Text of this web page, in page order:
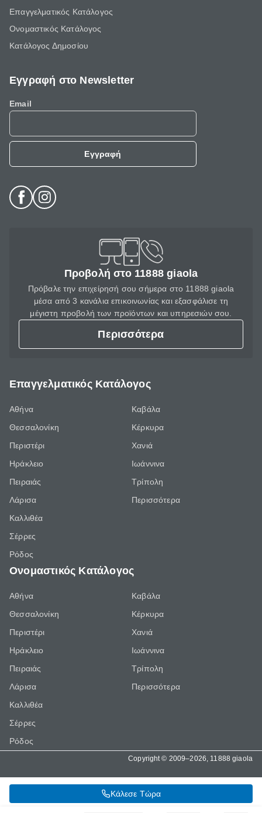
Κάλεσε Τώρα
Επαγγελματικός Κατάλογος
Ονομαστικός Κατάλογος
Κατάλογος Δημοσίου
Εγγραφή στο Newsletter
Email
Εγγραφή
Προβολή στο 11888 giaola
Πρόβαλε την επιχείρησή σου σήμερα στο 11888 giaola
μέσα από 3 κανάλια επικοινωνίας και εξασφάλισε τη
μέγιστη προβολή των προϊόντων και υπηρεσιών σου.
Περισσότερα
Επαγγελματικός Κατάλογος
Αθήνα
Θεσσαλονίκη
Περιστέρι
Ηράκλειο
Πειραιάς
Λάρισα
Καλλιθέα
Σέρρες
Ρόδος
Καβάλα
Κέρκυρα
Χανιά
Ιωάννινα
Τρίπολη
Περισσότερα
Ονομαστικός Κατάλογος
Αθήνα
Θεσσαλονίκη
Περιστέρι
Ηράκλειο
Πειραιάς
Λάρισα
Καλλιθέα
Σέρρες
Ρόδος
Καβάλα
Κέρκυρα
Χανιά
Ιωάννινα
Τρίπολη
Περισσότερα
Copyright © 2009–2026, 11888 giaola